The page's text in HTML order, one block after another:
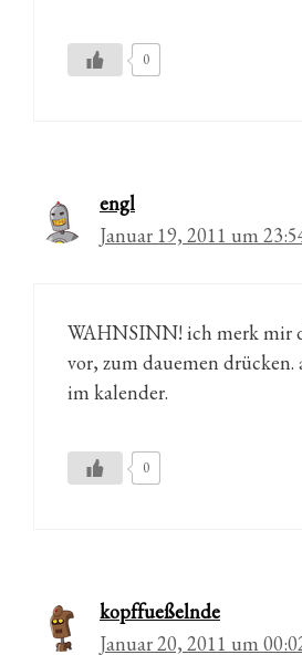
0
engl
Januar 19, 2011 um
WAHNSINN! ich merk mir
vor, zum dauemen drücken.
im kalender.
0
kopffueßelnde
Januar 20, 2011 um